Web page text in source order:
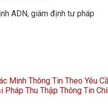
ADN, giám định tư pháp
Minh Thông Tin Theo Yêu
Pháp Thu Thập Thông Tin